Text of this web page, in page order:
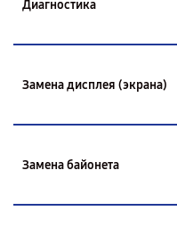
Диагностика
Замена дисплея (экрана)
Замена байонета